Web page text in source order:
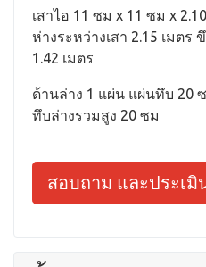
เสาไอ 11 ซม x 11 ซม x
ห่างระหว่างเสา 2.15 เมตร
1.42 เมตร
ด้านล่าง 1 แผ่น แผ่นทึบ 20
ทึบล่างรวมสูง 20 ซม
สอบถาม และประเมิ